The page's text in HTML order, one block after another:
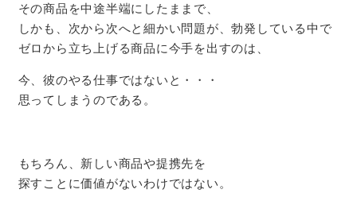
その商品を中途半端にしたままで、
しかも、次から次へと細かい問題が、勃発している中で
ゼロから立ち上げる商品に今手を出すのは、
今、彼のやる仕事ではないと・・・
思ってしまうのである。
もちろん、新しい商品や提携先を
探すことに価値がないわけではない。